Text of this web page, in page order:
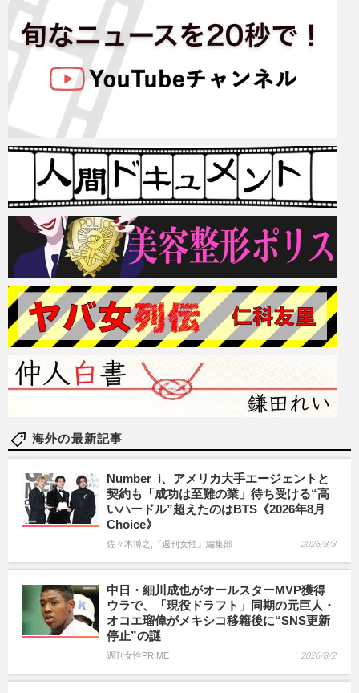
海外の最新記事
Number_i、アメリカ大手エージェントと
契約も「成功は至難の業」待ち受ける“高
いハードル”超えたのはBTS《2026年8月
Choice》
佐々木博之,『週刊女性』編集部 2026/8/3
中日・細川成也がオールスターMVP獲得
ウラで、「現役ドラフト」同期の元巨人・
オコエ瑠偉がメキシコ移籍後に“SNS更新
停止”の謎
週刊女性PRIME 2026/8/2